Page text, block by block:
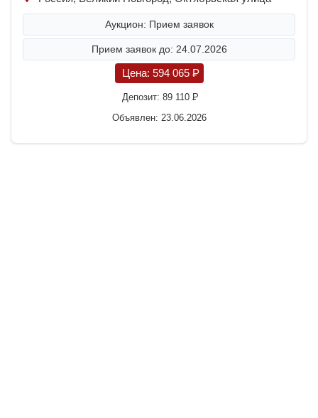
Аукцион: Прием заявок
Прием заявок до: 24.07.2026
Цена: 594 065 P
Депозит: 89 110 P
Объявлен: 23.06.2026